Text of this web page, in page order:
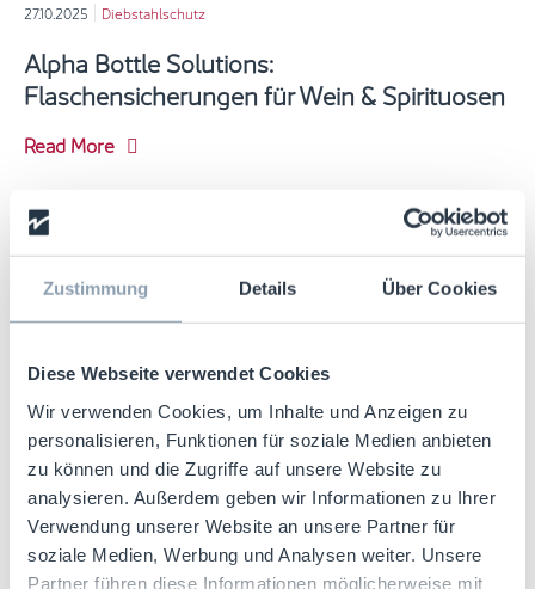
Zustimmung Details Über Cookies
Diese Webseite verwendet Cookies
Wir verwenden Cookies, um Inhalte und Anzeigen zu
personalisieren, Funktionen für soziale Medien anbieten
zu können und die Zugriffe auf unsere Website zu
analysieren. Außerdem geben wir Informationen zu Ihrer
Verwendung unserer Website an unsere Partner für
soziale Medien, Werbung und Analysen weiter. Unsere
Partner führen diese Informationen möglicherweise mit
27.10.2025 Diebstahlschutz
Alpha Bottle Solutions:
Flaschensicherungen für Wein & Spirituosen
Read More